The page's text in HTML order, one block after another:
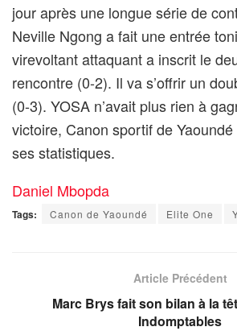
jour après une longue série de
Neville Ngong a fait une entrée
virevoltant attaquant a inscrit le
rencontre (0-2). Il va s’offrir un
(0-3). YOSA n’avait plus rien à
victoire, Canon sportif de
ses statistiques.
Daniel Mbopda
Tags: Canon de Yaoundé Elite One
Article Précédent
Marc Brys fait son bilan à la
Indomptables